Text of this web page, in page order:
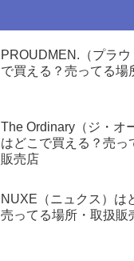
PROUDMEN.（プラウ
で買える？売ってる場
The Ordinary（ジ・オ
はどこで買える？売っ
販売店
NUXE（ニュクス）は
売ってる場所・取扱販